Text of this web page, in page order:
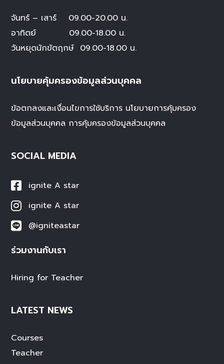
จันทร์ – เสาร์
09.00-20.00 น.
อาทิตย์ 09.00-18.00 น.
วันหยุดนักขัตฤกษ์ 09.00-18.00 น.
นโยบายคุ้มครองข้อมูลส่วนบุคคล
ข้อตกลงและเงื่อนไขการใช้บริการ นโยบายการคุ้มครอง
ข้อมูลส่วนบุคคล การคุ้มครองข้อมูลส่วนบุคคล
SOCIAL MEDIA
ignite A star
ignite A star
@igniteastar
ร่วมงานกับเรา
Hiring for Teacher
LATEST NEWS
Courses
Teacher